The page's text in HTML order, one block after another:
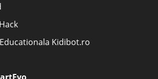
Kidibot.ro